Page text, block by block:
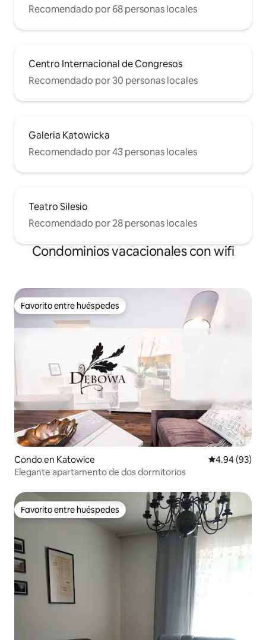
Recomendado por 68 personas locales
Centro Internacional de Congresos
Recomendado por 30 personas locales
Galeria Katowicka
Recomendado por 43 personas locales
Teatro Silesio
Recomendado por 28 personas locales
Condominios vacacionales con wifi
Favorito entre huéspedes
Favorito entre huéspedes
Condo en Katowice Calificación
4.94 (93)
Elegante apartamento de dos dormitorios
Favorito entre huéspedes
Favorito entre huéspedes